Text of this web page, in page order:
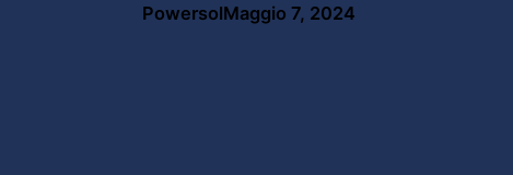
PowersolMaggio 7, 2024